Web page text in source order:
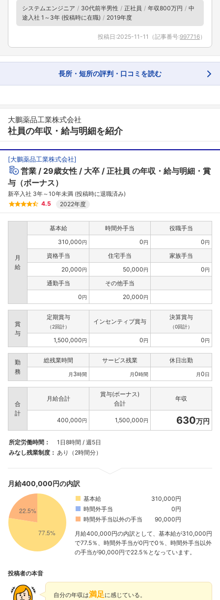
フォローしました
こちらの企業もフォローしませんか？
システムエンジニア 30代前半男性 正社員 年収800万円
中
途入社 1～3年 (投稿時に在職)
2019年度
投稿日:2025-11-11 （記事番号:997716）
長所・短所の評判・口コミを読む
大鵬薬品工業株式会社
社員の年収・給与明細を紹介
[大鵬薬品工業株式会社]
営業 29歳女性 大卒 正社員 の年収・給与明細・賞
与（ボーナス）
新卒入社 3年～10年未満 (投稿時に退職済み)
4.5
2022年度
月
給
基本給 時間外手当
役職手当
310,000円 0円 0円
資格手当 住宅手当
家族手当
20,000円 50,000円 0円
通勤手当
その他手当
0円 20,000円
賞
与
定期賞与
（2回計）
インセンティブ賞与
決算賞与
（0回計）
1,500,000円 0円 0円
勤
務
総残業時間 サービス残業 休日出勤
月 3時間 月0時間 月0日
合
計
月給合計
賞与(ボーナス)
合計
年収
400,000円 1,500,000円 630万円
所定労働時間：
1日8時間 / 週5日
みなし残業制度： あり（2時間分）
月給400,000円の内訳
基本給
310,000円
時間外手当
0円
時間外手当以外の手当
90,000円
月給400,000円の内訳として、基本給が310,000円
で77.5％、時間外手当が0円で0％、時間外手当以外
の手当が90,000円で22.5％となっています。
投稿者の本音
自分の年収は満足に感じている。